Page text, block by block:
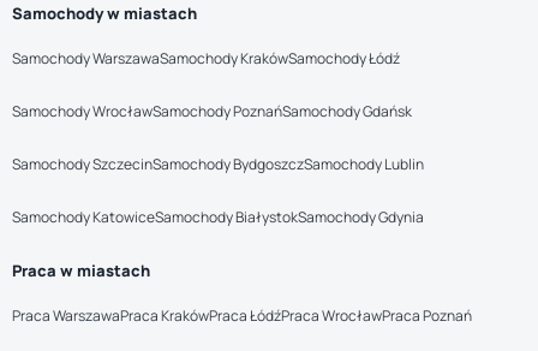
Samochody w miastach
Samochody WarszawaSamochody KrakówSamochody Łódź
Samochody WrocławSamochody PoznańSamochody Gdańsk
Samochody SzczecinSamochody BydgoszczSamochody Lublin
Samochody KatowiceSamochody BiałystokSamochody Gdynia
Praca w miastach
Praca WarszawaPraca KrakówPraca ŁódźPraca WrocławPraca Poznań